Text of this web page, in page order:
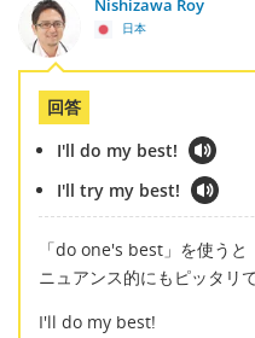
Nishizawa Roy
日本
回答
I'll do my best!
I'll try my best!
「do one's best」を使うと
ニュアンス的にもピッタリ
I'll do my best!